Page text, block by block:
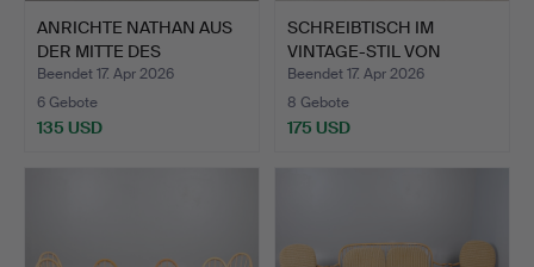
ANRICHTE NATHAN AUS
DER MITTE DES
JAHRHUND…
Beendet 17. Apr 2026
6 Gebote
135 USD
SCHREIBTISCH IM
VINTAGE-STIL VON
ERCOL.
Beendet 17. Apr 2026
8 Gebote
175 USD